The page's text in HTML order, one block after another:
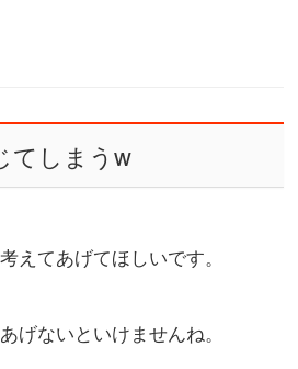
てしまうw
えてあげてほしいです。
ないといけませんね。